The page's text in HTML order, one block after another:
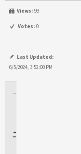
Views: 99
Votes: 0
Last Updated:
6/5/2024, 3:52:00 PM